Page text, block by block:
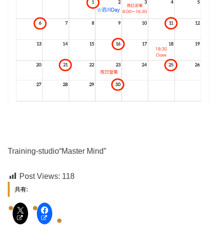
Training-studio“Master Mind”
Post Views: 118
共有: